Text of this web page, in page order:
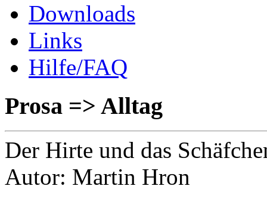
Downloads
Links
Hilfe/FAQ
Prosa => Alltag
Der Hirte und das
Autor: Martin Hron